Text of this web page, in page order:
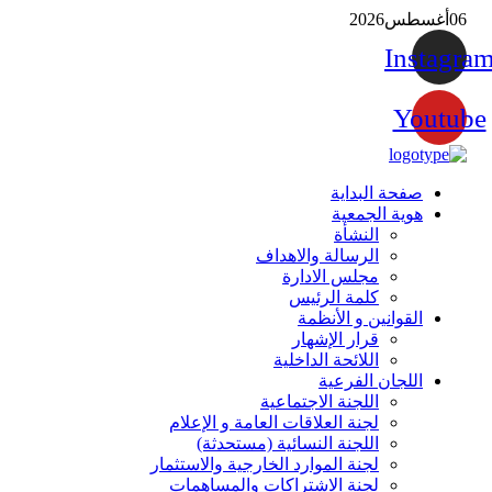
06 أغسطس2026
Youtube
صفحة البداية
هوية الجمعية
النشأة
الرسالة والاهداف
مجلس الادارة
كلمة الرئيس
القوانين و الأنظمة
قرار الإشهار
اللائحة الداخلية
اللجان الفرعية
اللجنة الاجتماعية
لجنة العلاقات العامة و الإعلام
اللجنة النسائية (مستحدثة)
لجنة الموارد الخارجية والاستثمار
لجنة الاشتراكات والمساهمات